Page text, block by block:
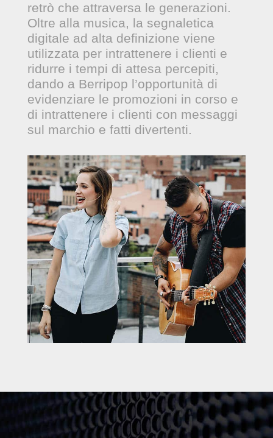
retrò che attraversa le generazioni.
Oltre alla musica, la segnaletica
digitale ad alta definizione viene
utilizzata per intrattenere i clienti e
ridurre i tempi di attesa percepiti,
dando a Berripop l’opportunità di
evidenziare le promozioni in corso e
di intrattenere i clienti con messaggi
sul marchio e fatti divertenti.